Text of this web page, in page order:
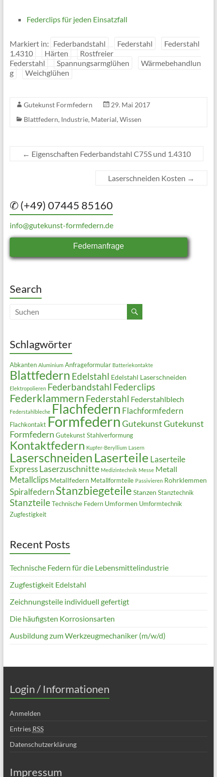
Federclips für jeden Einsatzfall
Markiert in: Federbandstahl Federstahl
Federstahl
1.4310
Härten
Rostfreier
Federstahl
Spannungsarmglühen
Wärmebehandlun
g
Weichglühen
Gutekunst Formfedern
29. Mai 2017
Blattfedern, Industrie, Material, Wissen
← Eigenschaften Federbandstahl C75S und 1.4310
Laserschneiden Kosten →
✆ (+49) 07445 85160
info@gutekunst-formfedern.de
Federnanfrage
Search
Schlagwörter
Abkanten Aluminium Anfrageformular Batteriekontakte
Blattfedern Edelstahl Edelstahl Laserschneiden
Elektropolieren Federbandstahl Federclips
Federklammern Federstahl Federstahlblech
Federstahlbleche Flachfedern Flachformfedern
Flachkontakt FormfedernGutekunstGutekunst
Formfedern Gutekunst Stahlverformung
Kontaktfedern Kupfer-Beryllium Lasern
Laserschneiden Laserteile Laserteile
Express Laserzuschnitte Medizintechnik Messe Metall
Metallclips Metallfedern Metallformteile Passivieren Rohrklemmen
Spiralfedern Stanzbiegeteile Stanzen Stanztechnik
Stanzteile Technische Federn Umformen Umformtechnik
Zugfestigkeit
Recent Posts
Technische Federn für die Lebensmittelindustrie
Zugfestigkeit Edelstahl
Zeichnungsteile individuell gefertigt
Die häufigsten Korrosionsarten
Ausbildung zum Werkzeugmechaniker (m/w/d)
Login / Informationen
Anmelden
Entries RSS
Datenschutzerklärung
Impressum